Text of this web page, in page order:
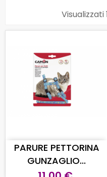
AGGIUNGI AL CARRELLO
PARURE PETTORINA
GUNZAGLIO...